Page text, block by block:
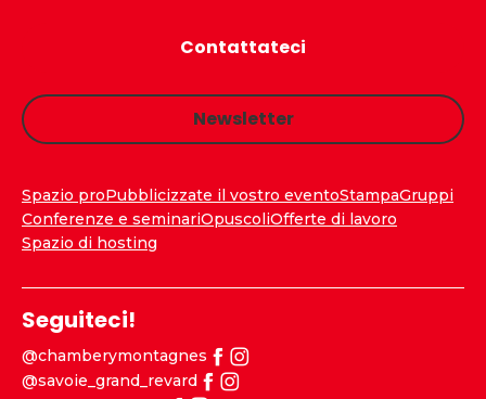
Contattateci
Newsletter
Spazio proPubblicizzate il vostro eventoStampaGruppi
Conferenze e seminariOpuscoliOfferte di lavoro
Spazio di hosting
Seguiteci!
@chamberymontagnes
@savoie_grand_revard